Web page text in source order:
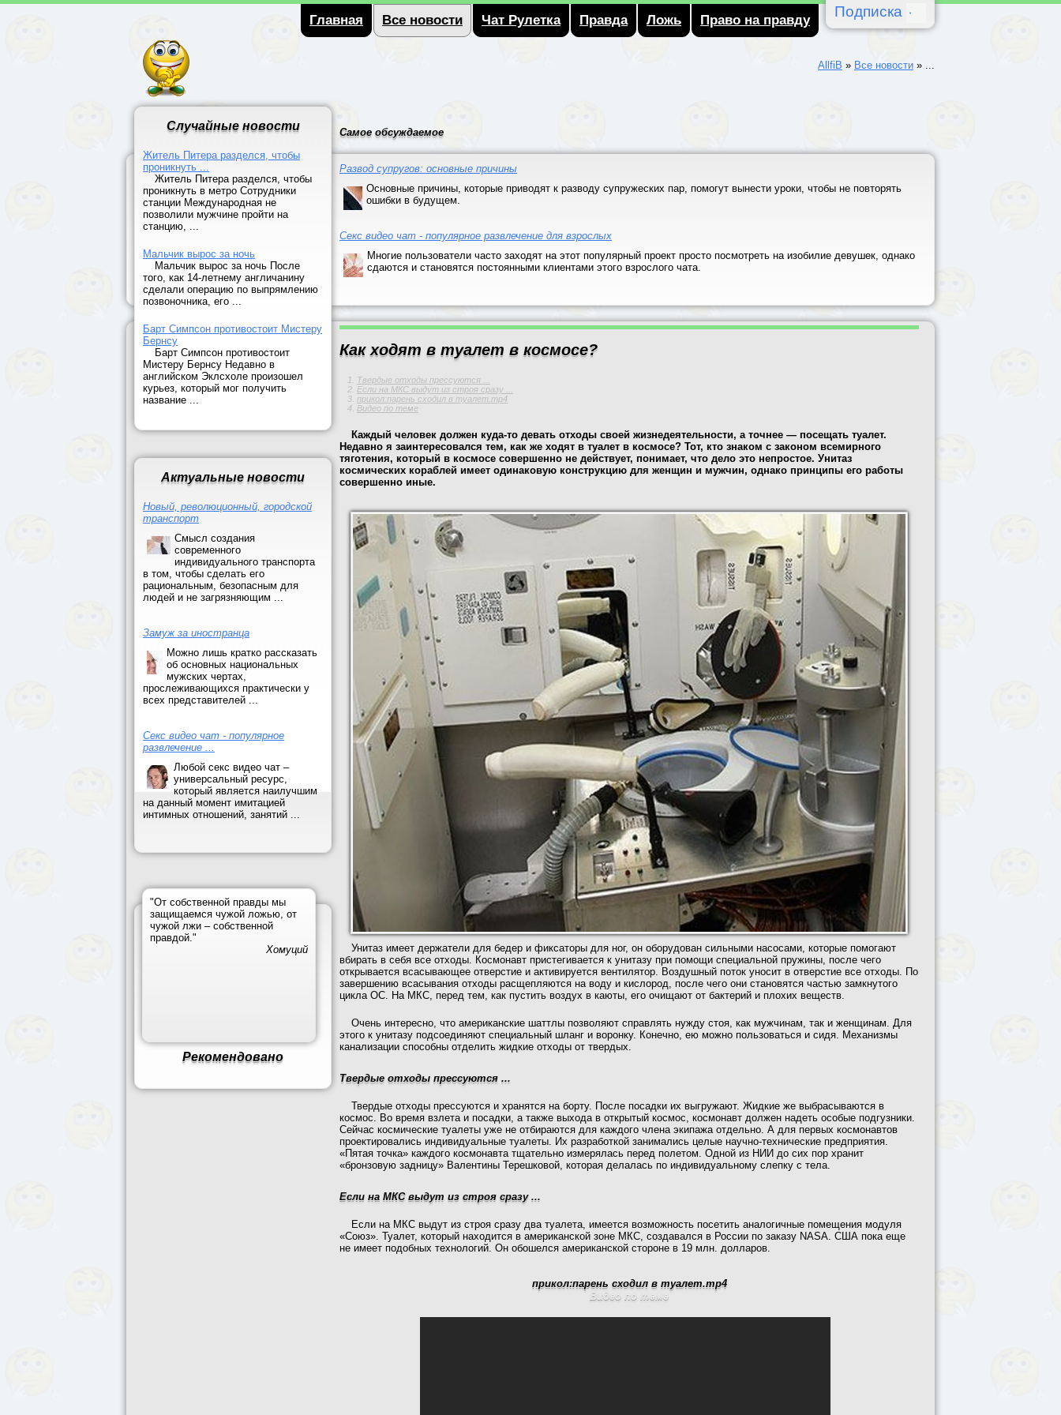
Подписка
Главная Все новости Чат Рулетка Правда Ложь Право на правду
AllfiB » Все новости » ...
Случайные новости
Житель Питера разделся, чтобы
проникнуть ...
Житель Питера разделся, чтобы
проникнуть в метро Сотрудники
станции Международная не
позволили мужчине пройти на
станцию, ...
Мальчик вырос за ночь
Мальчик вырос за ночь После
того, как 14-летнему англичанину
сделали операцию по выпрямлению
позвоночника, его ...
Барт Симпсон противостоит Мистеру
Бернсу
Барт Симпсон противостоит
Мистеру Бернсу Недавно в
английском Эклсхоле произошел
курьез, который мог получить
название ...
Актуальные новости
Новый, революционный, городской
транспорт
Смысл создания
современного
индивидуального транспорта
в том, чтобы сделать его
рациональным, безопасным для
людей и не загрязняющим ...
Замуж за иностранца
Можно лишь кратко рассказать
об основных национальных
мужских чертах,
прослеживающихся практически у
всех представителей ...
Секс видео чат - популярное
развлечение ...
Любой секс видео чат –
универсальный ресурс,
который является наилучшим
на данный момент имитацией
интимных отношений, занятий ...
"От собственной правды мы
защищаемся чужой ложью, от
чужой лжи – собственной
правдой."
Хомуций
Рекомендовано
Самое обсуждаемое
Развод супругов: основные причины
Основные причины, которые приводят к разводу супружеских пар, помогут вынести уроки, чтобы не повторять
ошибки в будущем.
Секс видео чат - популярное развлечение для взрослых
Многие пользователи часто заходят на этот популярный проект просто посмотреть на изобилие девушек, однако
сдаются и становятся постоянными клиентами этого взрослого чата.
Как ходят в туалет в космосе?
Твердые отходы прессуются ...
Если на МКС выдут из строя сразу ...
прикол:парень сходил в туалет.mp4
Видео по теме
Каждый человек должен куда-то девать отходы своей жизнедеятельности, а точнее — посещать туалет.
Недавно я заинтересовался тем, как же ходят в туалет в космосе? Тот, кто знаком с законом всемирного
тяготения, который в космосе совершенно не действует, понимает, что дело это непростое. Унитаз
космических кораблей имеет одинаковую конструкцию для женщин и мужчин, однако принципы его работы
совершенно иные.
Унитаз имеет держатели для бедер и фиксаторы для ног, он оборудован сильными насосами, которые помогают
вбирать в себя все отходы. Космонавт пристегивается к унитазу при помощи специальной пружины, после чего
открывается всасывающее отверстие и активируется вентилятор. Воздушный поток уносит в отверстие все отходы. По
завершению всасывания отходы расщепляются на воду и кислород, после чего они становятся частью замкнутого
цикла ОС. На МКС, перед тем, как пустить воздух в каюты, его очищают от бактерий и плохих веществ.
Очень интересно, что американские шаттлы позволяют справлять нужду стоя, как мужчинам, так и женщинам. Для
этого к унитазу подсоединяют специальный шланг и воронку. Конечно, ею можно пользоваться и сидя. Механизмы
канализации способны отделить жидкие отходы от твердых.
Твердые отходы прессуются ...
Твердые отходы прессуются и хранятся на борту. После посадки их выгружают. Жидкие же выбрасываются в
космос. Во время взлета и посадки, а также выхода в открытый космос, космонавт должен надеть особые подгузники.
Сейчас космические туалеты уже не отбираются для каждого члена экипажа отдельно. А для первых космонавтов
проектировались индивидуальные туалеты. Их разработкой занимались целые научно-технические предприятия.
«Пятая точка» каждого космонавта тщательно измерялась перед полетом. Одной из НИИ до сих пор хранит
«бронзовую задницу» Валентины Терешковой, которая делалась по индивидуальному слепку с тела.
Если на МКС выдут из строя сразу ...
Если на МКС выдут из строя сразу два туалета, имеется возможность посетить аналогичные помещения модуля
«Союз». Туалет, который находится в американской зоне МКС, создавался в России по заказу NASA. США пока еще
не имеет подобных технологий. Он обошелся американской стороне в 19 млн. долларов.
прикол:парень сходил в туалет.mp4
Видео по теме